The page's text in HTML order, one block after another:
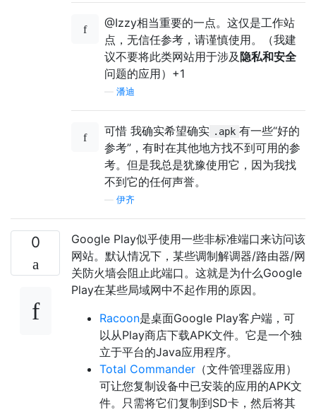
@Izzy相当重要的一点。这仅是工作站
点，无信任参考，请谨慎使用。（我建
议不要将此类网站用于涉及 隐私和安全
问题的应用）+1
潘迪
可惜 我确实希望确实 .apk 有一些“好的
参考”，有时在其他地方找不到可用的参
考。但是我总是犹豫使用它，因为我找
不到它的任何声誉。
伊齐
0
Google Play似乎使用一些非标准端口来访问该
网站。默认情况下，某些调制解调器/路由器/网
关防火墙会阻止此端口。这就是为什么Google
Play在某些局域网中不起作用的原因。
Racoon是桌面Google Play客户端，可
以从Play商店下载APK文件。它是一个独
立于平台的Java应用程序。
Total Commander （文件管理器应用）
可让您复制设备中已安装的应用的APK文
件。只需将它们复制到SD卡，然后将其